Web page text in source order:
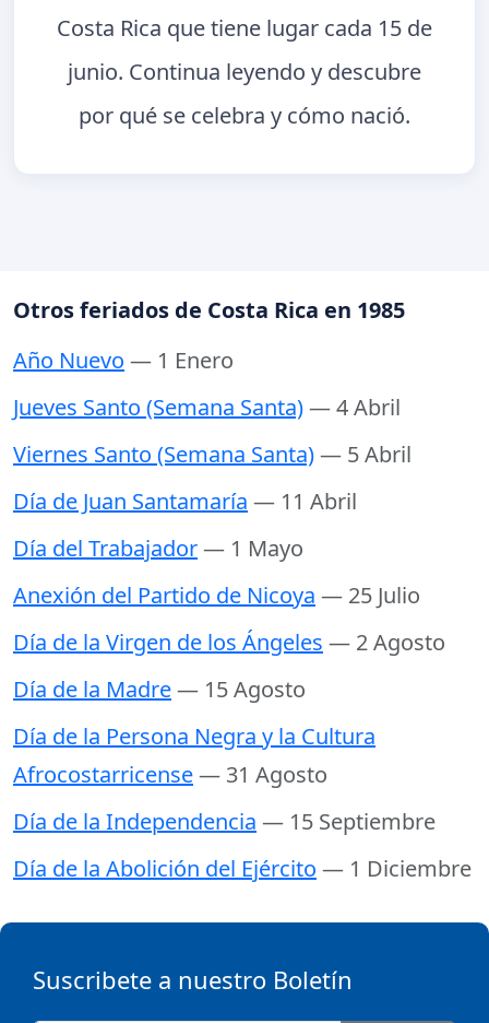
Costa Rica que tiene lugar cada 15 de
junio. Continua leyendo y descubre
por qué se celebra y cómo nació.
Otros feriados de Costa Rica en 1985
Año Nuevo — 1 Enero
Jueves Santo (Semana Santa)— 4 Abril
Viernes Santo (Semana Santa)— 5 Abril
Día de Juan Santamaría — 11 Abril
Día del Trabajador— 1 Mayo
Anexión del Partido de Nicoya — 25 Julio
Día de la Virgen de los Ángeles — 2 Agosto
Día de la Madre— 15 Agosto
Día de la Persona Negra y la Cultura
Afrocostarricense— 31 Agosto
Día de la Independencia — 15 Septiembre
Día de la Abolición del Ejército — 1 Diciembre
Suscribete a nuestro Boletín